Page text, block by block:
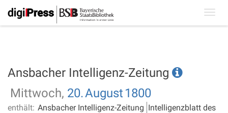
Ansbacher Intelligenz-Zeitung
Mittwoch, 20.August 1800
enthält: Ansbacher Intelligenz-Zeitung Intelligenzblatt des